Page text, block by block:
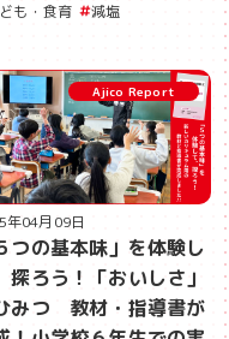
も・食育 減塩
Ajico Report
年04月09日
つの基本味」を体験し
探ろう！「おいしさ」
みつ 教材・指導書が